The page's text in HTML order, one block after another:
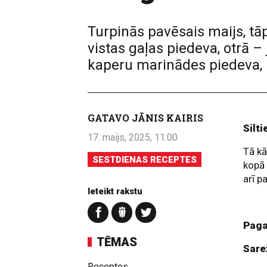
Turpinās pavēsais maijs,
vistas gaļas piedeva, otrā
kaperu marinādes
GATAVO JĀNIS KAIRIS
17. maijs, 2025, 11:00
SESTDIENAS RECEPTES
Ieteikt rakstu
TĒMAS
Tā
arī